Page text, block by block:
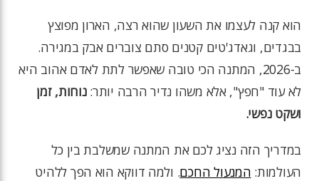
הוא קנה לעצמו את השעון שהוא רצה, הארון מפוצץ
בבגדים, וגאדג'טים קטנים סתם צוברים אבק במגירה.
ב-2026, המתנה הכי טובה שאפשר לתת לאדם אהוב היא
לא עוד "חפץ", אלא משהו נדיר הרבה יותר:נוחות, זמן
ושקט נפשי.
במדריך הזה נציג לכם את המתנה שמשלבת בין כל
העולמות: המנעול החכם. ולמה דווקא הוא הפך ללהיט